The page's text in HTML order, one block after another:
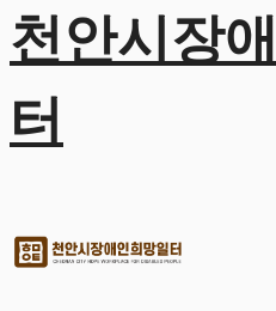
천안시장
터